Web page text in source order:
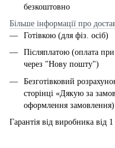
безкоштовно
Більше інформації про
Готівкою (для фіз. осіб)
Післяплатою (оплата
через "Нову пошту")
Безготівковий
сторінці «Дякую за
оформлення замовлення)
Гарантія від виробника від